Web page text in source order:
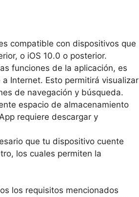
compatible con dispositivos que
o iOS 10.0 o posterior.
funciones de la aplicación, es
Internet. Esto permitirá visualizar
de navegación y búsqueda.
espacio de almacenamiento
requiere descargar y
que tu dispositivo cuente
los cuales permiten la
los requisitos mencionados